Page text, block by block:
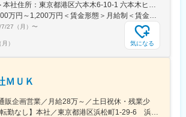
社の定める業務
＜勤務地詳細＞本社住所：東京都港区六本木6-10-1 六本木ヒルズ森タワー47F受動喫煙対策：屋内全面禁煙変更の範囲：会社の定める事業所（リモートワーク含む）
＜予定年収＞800万円～1,200万円＜賃金形態＞月給制＜賃金内訳＞月額（基本給）：598,822円～837,000円固定残業手当/月：109,011円～163,480円（固定残業時間25時間0分/月）超過した時間外労働の残業手当は追加支給＜月給＞707,833円～1,000,480円（一律手当を含む）＜昇給有無＞有＜残業手当＞有賃金はあくまでも目安の金額であり、選考を通じて上下する可能性があります。月給(月額)は固定手当を含めた表記です。
27（月） 〜
） 気になる
ＭＵＫ
販企画営業／月給28万～／土日祝休・残業少
【駅徒歩1分／転勤なし】本社／東京都港区浜松町1-29-6 浜松町セントラルビル2階＜アクセス＞・都営地下鉄都営浅草線「大門駅」より徒歩1分・JR山手線「浜松町駅」より徒歩2分※受動喫煙対策：屋内禁煙